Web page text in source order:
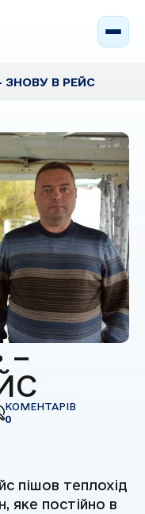
ЗНОВУ В РЕЙС
–
КОМЕНТАРІВ
0
пішов теплохід
яке постійно в